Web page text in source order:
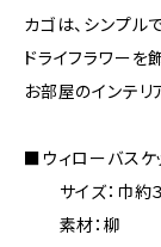
カゴは、シンプル
ドライフラワーを
お部屋のインテリ
■ウィローバスケ
サイズ：巾約３
素材：柳